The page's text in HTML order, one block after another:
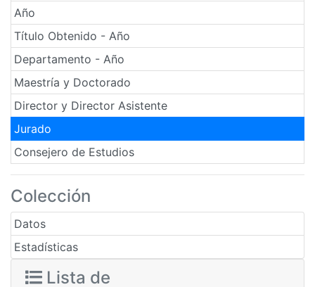
Año
Título Obtenido - Año
Departamento - Año
Maestría y Doctorado
Director y Director Asistente
Jurado
Consejero de Estudios
Colección
Datos
Estadísticas
Lista de